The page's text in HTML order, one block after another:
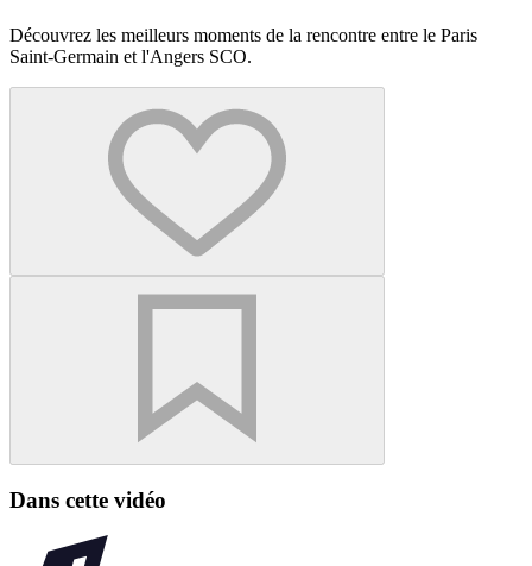
Découvrez les meilleurs moments de la rencontre entre le Paris
Saint-Germain et l'Angers SCO.
Dans cette vidéo